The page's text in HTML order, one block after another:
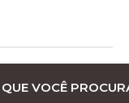
VOCÊ